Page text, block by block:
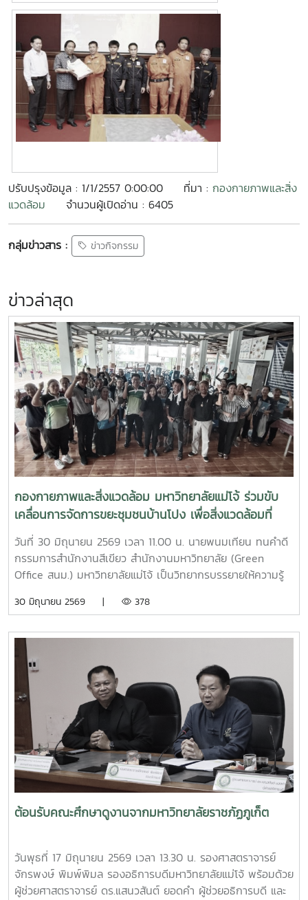
ปรับปรุงข้อมูล : 1/1/2557 0:00:00 ที่มา : กองกายภาพและสิ่ง
แวดล้อม
จำนวนผู้เปิดอ่าน : 6405
กลุ่มข่าวสาร : ข่าวกิจกรรม
ข่าวล่าสุด
กองกายภาพและสิ่งแวดล้อม มหาวิทยาลัยแม่โจ้ ร่วมขับ
เคลื่อนการจัดการขยะชุมชนบ้านโปง เพื่อสิ่งแวดล้อมที่
ยั่งยืน
วันที่ 30 มิถุนายน 2569 เวลา 11.00 น. นายพนมเทียน ทนคำดี
กรรมการสำนักงานสีเขียว สำนักงานมหาวิทยาลัย (Green
Office สนม.) มหาวิทยาลัยแม่โจ้ เป็นวิทยากรบรรยายให้ความรู้
ถ่ายทอดแนวทางการเปลี่ยนเศษอาหารและขยะอินทรีย์ให้เป็นปุ๋ย
โอกาสนี้ ทีมงานจากงานสิ่งแวดล้อมและภัยพิบัติ กองกายภาพ
และสิ่งแวดล้อม ได้ร่วมสาธิตการทำปุ๋ยหมักใบไม้ในวงตาข่าย เพื่อ
เป็นแนวทางในการจัดการเศษวัสดุอินทรีย์ภายในครัวเรือนและ
ชุมชน โดยมีประชาชนชุมชนบ้านโปง และโรงเรียนในพื้นที่เข้าร่วม
เรียนรู้และฝึกปฏิบัติ ทั้งนี้ กิจกรรมดังกล่าวจัดขึ้นภายใต้
โครงการส่งเสริมการจัดการขยะอย่างถูกวิธีและถูกสุขลักษณะ
ของชุมชนบ้านโปง ประจำปี 2569 โดยบูรณาการให้ความรู้ร่วม
กับเทศบาลตำบลป่าไผ่ และนางนิตยา วิริยา แม่หลวงบ้านหม้อ หมู๋
12 ตำบลป่าไผ่ ร่วมถ่ายทอดองค์ความรู้ด้านการคัดแยกขยะ การ
จัดการขยะอินทรีย์ กองทุนออมบุญขยะบ้านหม้อ และการใช้
ประโยชน์จากวัสดุเหลือใช้ เพื่อส่งเสริมให้ประชาชนสามารถนำ
ความรู้ไปประยุกต์ใช้ในครัวเรือน ลดปริมาณขยะที่ต้องนำไปกำจัด
อย่างยั่งยืน กิจกรรมครั้งนี้จัดขึ้น ณ ศาลาอเนกประสงค์ หมู่ที่ 6
ตำบลป่าไผ่ อำเภอสันทราย จังหวัดเชียงใหม่ ได้รับความสนใจ
จากประชาชน ผู้นำชุมชน และสถานศึกษาในพื้นที่เข้าร่วมกิจกรรม
30 มิถุนายน 2569 | 378
ต้อนรับคณะศึกษาดูงานจากมหาวิทยาลัยราชภัฏภูเก็ต
วันพุธที่ 17 มิถุนายน 2569 เวลา 13.30 น. รองศาสตราจารย์
จักรพงษ์ พิมพ์พิมล รองอธิการบดีมหาวิทยาลัยแม่โจ้ พร้อมด้วย
ผู้ช่วยศาสตราจารย์ ดร.แสนวสันต์ ยอดคำ ผู้ช่วยอธิการบดี และ